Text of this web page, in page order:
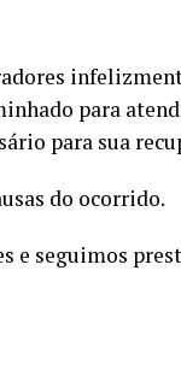
para
para sua
do ocorrido.
e seguimos